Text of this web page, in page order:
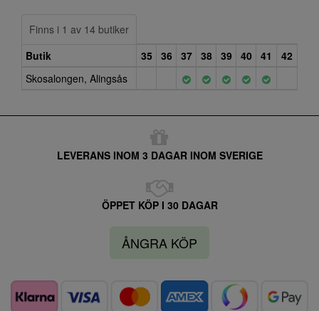
Finns i 1 av 14 butiker
Butik
35 36 37 38 39 40 41
42
Skosalongen, Alingsås
LEVERANS INOM 3 DAGAR INOM SVERIGE
ÖPPET KÖP I 30 DAGAR
ÅNGRA KÖP